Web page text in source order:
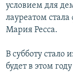
условием для
лауреатом
Мария Ресса.
В субботу стало
будет в этом